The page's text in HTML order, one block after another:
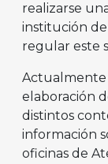
realizarse
institución
regular este
Actualmente
elaboración
distintos
información
oficinas de